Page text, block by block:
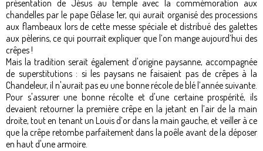
présentation de Jésus au temple avec la commémoration aux
chandelles par le pape Gélase 1er, qui aurait organisé des processions
aux flambeaux lors de cette messe spéciale et distribué des galettes
aux pèlerins, ce qui pourrait expliquer que l’on mange aujourd’hui des
crêpes !
Mais la tradition serait également d'origine paysanne, accompagnée
de superstitutions : si les paysans ne faisaient pas de crêpes à la
Chandeleur, il n'aurait pas eu une bonne récole de blé l’année suivante.
Pour s'assurer une bonne récolte et d'une certaine prospérité, ils
devaient retourner la première crêpe en la jetant en l’air de la main
droite, tout en tenant un Louis d’or dans la main gauche, et veiller à ce
que la crêpe retombe parfaitement dans la poêle avant de la déposer
en haut d'une armoire.